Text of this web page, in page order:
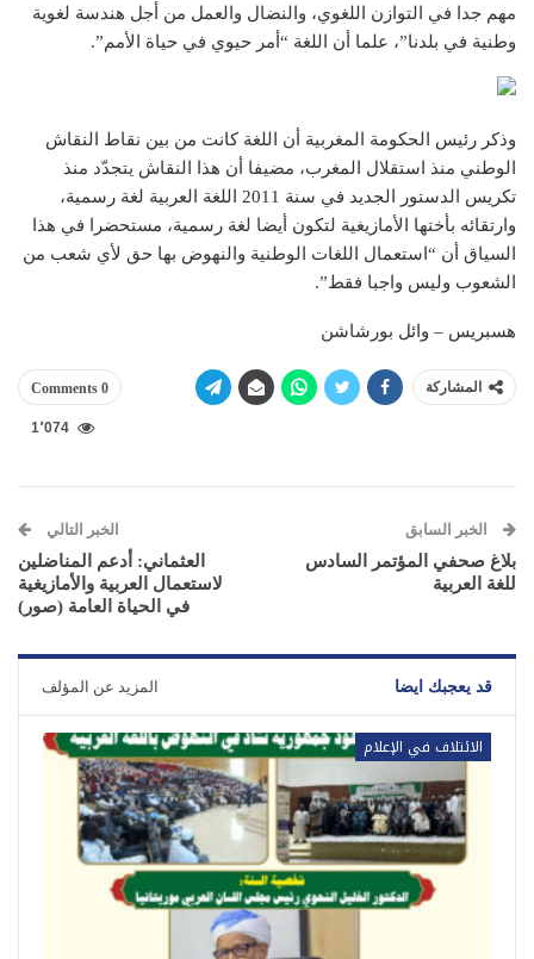
مهم جدا في التوازن اللغوي، والنضال والعمل من أجل هندسة لغوية
وطنية في بلدنا”، علما أن اللغة “أمر حيوي في حياة الأمم”.
وذكر رئيس الحكومة المغربية أن اللغة كانت من بين نقاط النقاش
الوطني منذ استقلال المغرب، مضيفا أن هذا النقاش يتجدّد منذ
تكريس الدستور الجديد في سنة 2011 اللغة العربية لغة رسمية،
وارتقائه بأختها الأمازيغية لتكون أيضا لغة رسمية، مستحضرا في هذا
السياق أن “استعمال اللغات الوطنية والنهوض بها حق لأي شعب من
الشعوب وليس واجبا فقط”.
هسبريس – وائل بورشاشن
المشاركة 0 Comments
1٬074
الخبر السابق
بلاغ صحفي المؤتمر السادس
للغة العربية
الخبر التالي
العثماني: أدعم المناضلين
لاستعمال العربية والأمازيغية
في الحياة العامة (صور)
قد يعجبك ايضا المزيد عن المؤلف
الائتلاف في الإعلام